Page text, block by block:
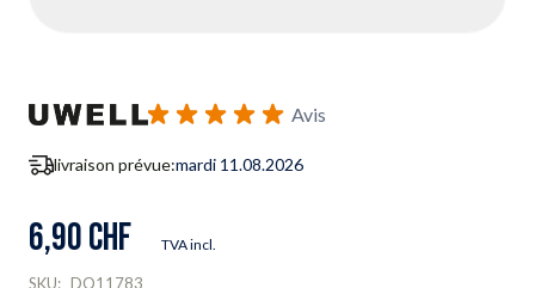
Avis
livraison prévue:mardi 11.08.2026
6,90 CHF TVA incl.
SKU: DO11783